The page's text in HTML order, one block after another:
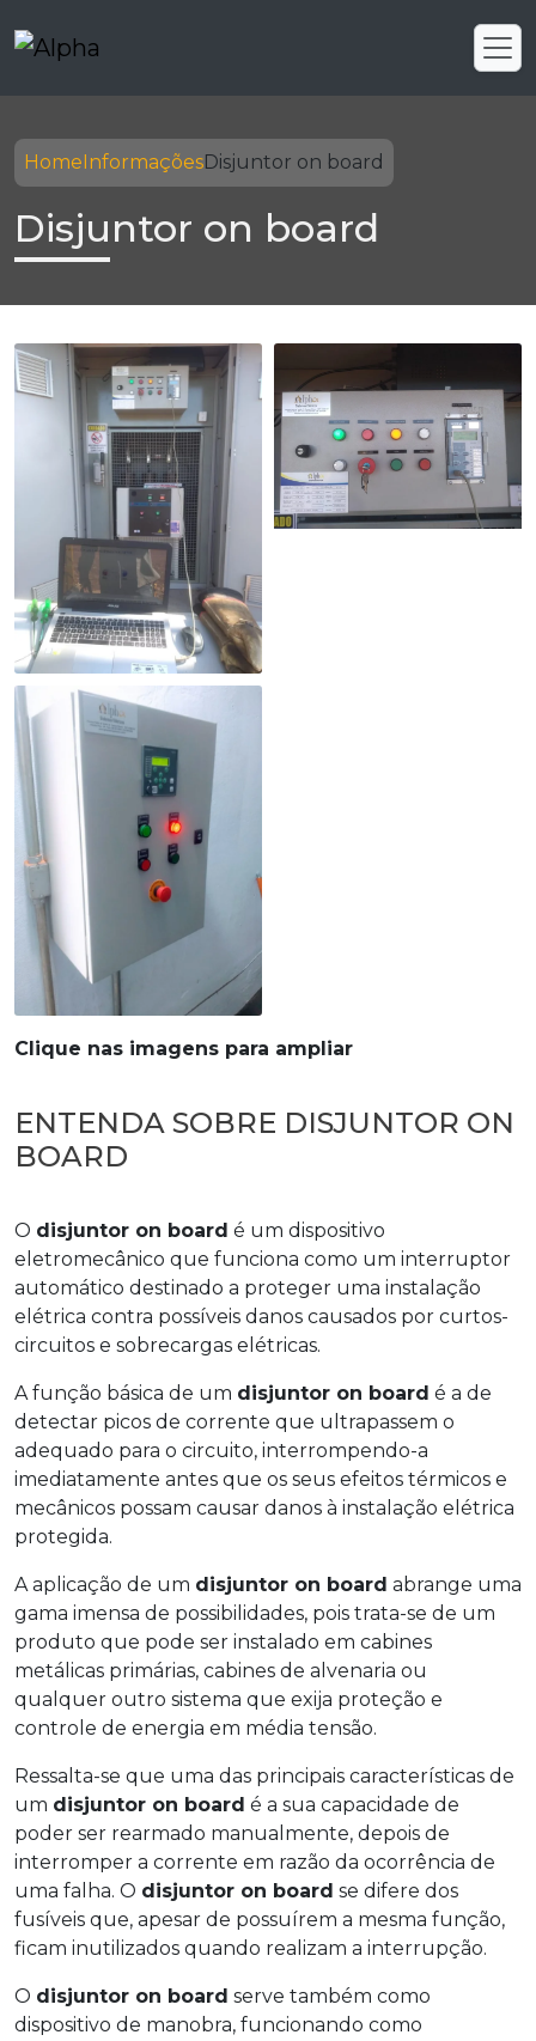
HomeInformaçõesDisjuntor on board
Disjuntor on board
Clique nas imagens para ampliar
ENTENDA SOBRE DISJUNTOR ON
BOARD
O disjuntor on board é um dispositivo
eletromecânico que funciona como um interruptor
automático destinado a proteger uma instalação
elétrica contra possíveis danos causados por curtos-
circuitos e sobrecargas elétricas.
A função básica de um disjuntor on board é a de
detectar picos de corrente que ultrapassem o
adequado para o circuito, interrompendo-a
imediatamente antes que os seus efeitos térmicos e
mecânicos possam causar danos à instalação elétrica
protegida.
A aplicação de um disjuntor on board abrange uma
gama imensa de possibilidades, pois trata-se de um
produto que pode ser instalado em cabines
metálicas primárias, cabines de alvenaria ou
qualquer outro sistema que exija proteção e
controle de energia em média tensão.
Ressalta-se que uma das principais características de
um disjuntor on board é a sua capacidade de
poder ser rearmado manualmente, depois de
interromper a corrente em razão da ocorrência de
uma falha. O disjuntor on board se difere dos
fusíveis que, apesar de possuírem a mesma função,
ficam inutilizados quando realizam a interrupção.
O disjuntor on board serve também como
dispositivo de manobra, funcionando como